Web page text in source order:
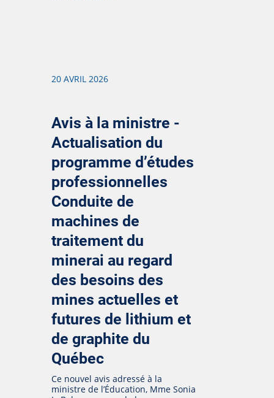
20 AVRIL 2026
Avis à la ministre -
Actualisation du
programme d’études
professionnelles
Conduite de
machines de
traitement du
minerai au regard
des besoins des
mines actuelles et
futures de lithium et
de graphite du
Québec
Ce nouvel avis adressé à la
ministre de l’Éducation, Mme Sonia